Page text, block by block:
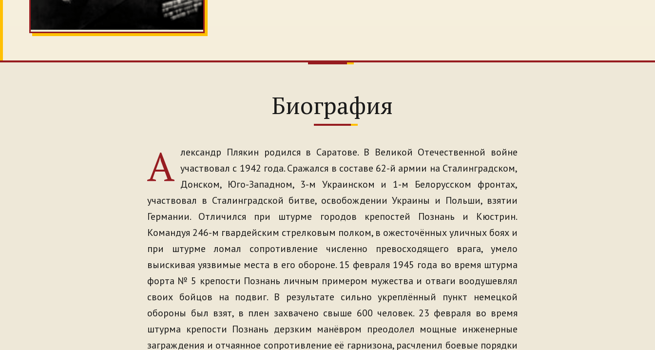
Биография
А лександр Плякин родился в Саратове. В Великой Отечественной войне
участвовал с 1942 года. Сражался в составе 62-й армии на Сталинградском,
Донском, Юго-Западном, 3-м Украинском и 1-м Белорусском фронтах,
участвовал в Сталинградской битве, освобождении Украины и Польши, взятии
Германии. Отличился при штурме городов крепостей Познань и Кюстрин.
Командуя 246-м гвардейским стрелковым полком, в ожесточённых уличных боях и
при штурме ломал сопротивление численно превосходящего врага, умело
выискивая уязвимые места в его обороне. 15 февраля 1945 года во время штурма
форта № 5 крепости Познань личным примером мужества и отваги воодушевлял
своих бойцов на подвиг. В результате сильно укреплённый пункт немецкой
обороны был взят, в плен захвачено свыше 600 человек. 23 февраля во время
штурма крепости Познань дерзким манёвром преодолел мощные инженерные
заграждения и отчаянное сопротивление её гарнизона, расчленил боевые порядки